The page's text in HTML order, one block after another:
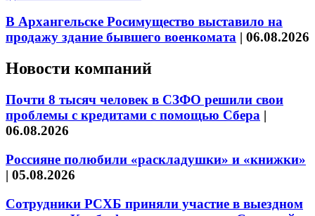
В Архангельске Росимущество выставило на
продажу здание бывшего военкомата | 06.08.2026
Новости компаний
Почти 8 тысяч человек в СЗФО решили свои
проблемы с кредитами с помощью Сбера |
06.08.2026
Россияне полюбили «раскладушки» и «книжки»
| 05.08.2026
Сотрудники РСХБ приняли участие в выездном